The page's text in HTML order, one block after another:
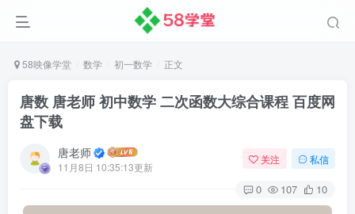
58映像学堂 数学 初一数学 正文
唐数 唐老师 初中数学 二次函数大综合课程 百度网
盘下载
唐老师
11月8日 10:35:13更新
关注 私信
0 107 10